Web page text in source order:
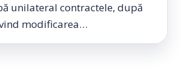
unilateral contractele, după
modificarea…